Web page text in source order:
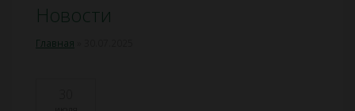
Новости
Главная